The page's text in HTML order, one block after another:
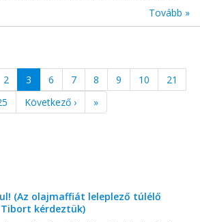
Tovább »
2 3 6 7 8 9 10
21
Következő › »
(Az olajmaffiát leleplező túlélő
kérdeztük)